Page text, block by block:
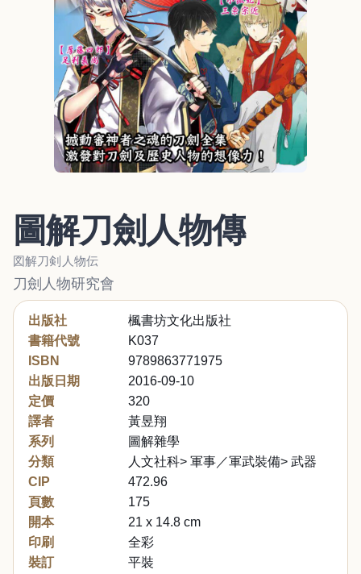
圖解刀劍人物傳
図解刀剣人物伝
刀劍人物研究會
出版社
楓書坊文化出版社
書籍代號
K037
ISBN
9789863771975
出版日期
2016-09-10
定價
320
譯者
黃昱翔
系列
圖解雜學
分類
人文社科> 軍事／軍武裝備> 武器
CIP
472.96
頁數
175
開本
21 x 14.8 cm
印刷
全彩
裝訂
平裝